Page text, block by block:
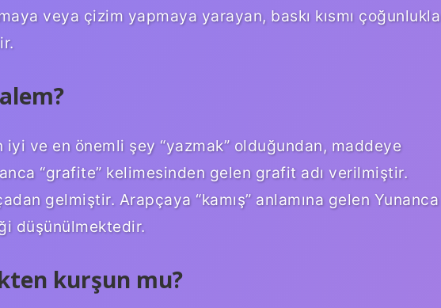
veya çizim yapmaya yarayan, baskı kısmı çoğunlukla
ve en önemli şey “yazmak” olduğundan, maddeye
“grafite” kelimesinden gelen grafit adı verilmiştir.
gelmiştir. Arapçaya “kamış” anlamına gelen Yunanca
düşünülmektedir.
kurşun mu?